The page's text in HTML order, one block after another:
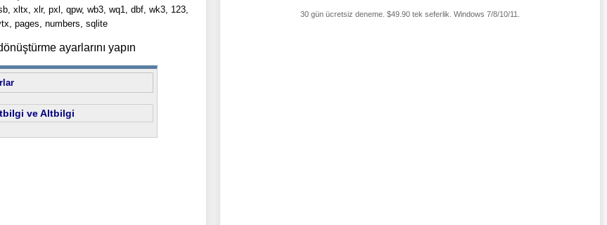
xltx, xlr, pxl, qpw, wb3, wq1, dbf, wk3, 123,
pages, numbers, sqlite
ayarlarını yapın
ve Altbilgi
30 gün ücretsiz deneme. $49.90 tek seferlik. Windows 7/8/10/11.